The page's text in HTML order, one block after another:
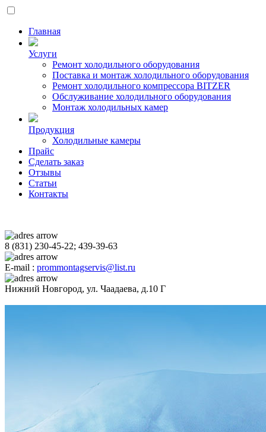
Главная
Услуги
Ремонт холодильного оборудования
Поставка и монтаж холодильного оборудования
Ремонт холодильного компрессора BITZER
Обслуживание холодильного оборудования
Монтаж холодильных камер
Продукция
Холодильные камеры
Прайс
Сделать заказ
Отзывы
Статьи
Контакты
8 (831) 230-45-22; 439-39-63
E-mail : prommontagservis@list.ru
Нижний Новгород, ул. Чаадаева, д.10 Г